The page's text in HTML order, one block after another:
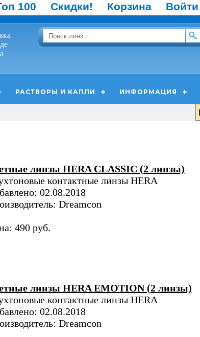
100 Скидки! Корзина Войти
РАСТВОРЫ И КАПЛИ ИНФОРМАЦИЯ
линзы HERA CLASSIC (2 линзы)
контактные линзы HERA
02.08.2018
Dreamcon
490 руб.
линзы HERA EMOTION (2 линзы)
контактные линзы HERA
02.08.2018
Dreamcon